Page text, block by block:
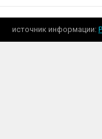
источник информации